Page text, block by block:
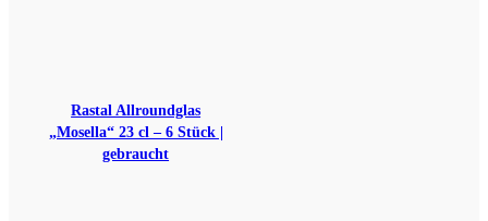
Rastal Allroundglas
„Mosella“ 23 cl – 6 Stück |
gebraucht